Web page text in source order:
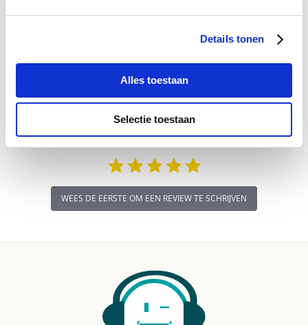
Details tonen
Alles toestaan
Selectie toestaan
0.0
Schrijf Een Review Stel Een Vraag
BEOORDELINGEN VRAGEN
WEES DE EERSTE OM EEN REVIEW TE SCHRIJVEN